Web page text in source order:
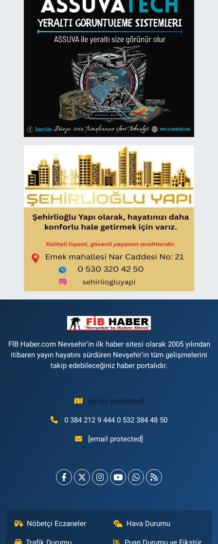
FİB Haber.com Nevsehir'in ilk haber sitesi olarak 2005 yılından
itibaren yayın hayatını sürdüren Nevşehir'in tüm gelişmelerini
takip edebileceğiniz haber portalıdır.
[email protected]
0 384 212 9 444 0 532 384 48 50
[email protected]
Nöbetçi Eczaneler Hava Durumu